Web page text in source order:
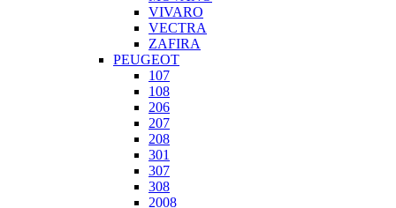
VIVARO
VECTRA
ZAFIRA
PEUGEOT
107
108
206
207
208
301
307
308
2008